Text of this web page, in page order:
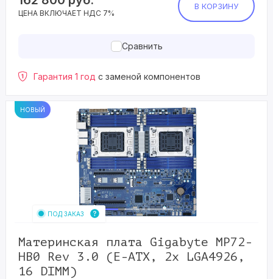
ЦЕНА ВКЛЮЧАЕТ НДС 7%
В КОРЗИНУ
Сравнить
Гарантия 1 год с заменой компонентов
НОВЫЙ
ПОД ЗАКАЗ
Материнская плата Gigabyte MP72-
HB0 Rev 3.0 (E-ATX, 2x LGA4926,
16 DIMM)